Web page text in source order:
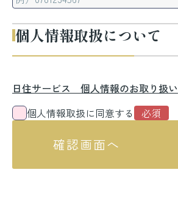
個人情報取扱について
日住サービス 個人情報のお取り扱い
個人情報取扱に同意する
確認画面へ